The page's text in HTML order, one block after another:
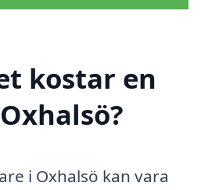
kostar en
i Oxhalsö kan vara